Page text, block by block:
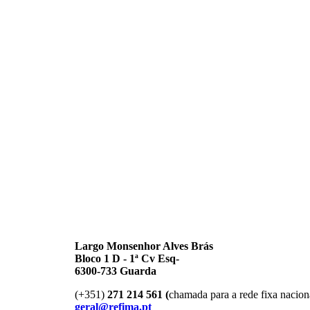
Largo Monsenhor Alves Brás
Bloco 1 D - 1ª Cv Esq-
6300-733 Guarda
(+351) 271 214 561 (chamada para a rede fixa
geral@refima.pt